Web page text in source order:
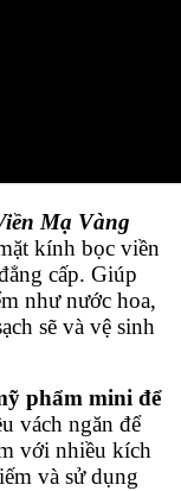
Mạ Vàng
kính bọc viền
cấp. Giúp
như nước hoa,
sẽ và vệ sinh
phẩm mini để
vách ngăn để
với nhiều kích
và sử dụng